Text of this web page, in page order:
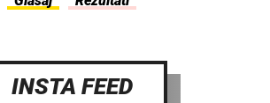
INSTA FEED